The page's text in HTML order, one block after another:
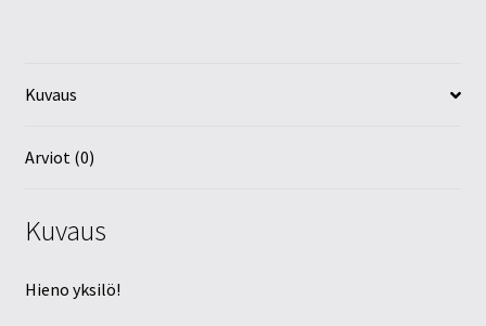
Kuvaus
Arviot (0)
Kuvaus
Hieno yksilö!